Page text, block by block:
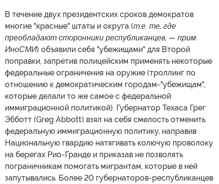
В течение двух президентских сроков демократов
многие "красные" штаты и округа (т.е. те, где
преобладают сторонники республиканцев, — прим.
ИноСМИ) объявили себя "убежищами" для Второй
поправки, запретив полицейским применять некоторые
федеральные ограничения на оружие (троллинг по
отношению к демократическим городам-"убежищам",
которые делали то же самое с федеральной
иммиграционной политикой). Губернатор Техаса Грег
Эбботт (Greg Abbott) взял на себя смелость отменить
федеральную иммиграционную политику, направив
Национальную гвардию натягивать колючую проволоку
на берегах Рио-Гранде и приказав не позволять
пограничникам помогать мигрантам, которые в ней
запутывались. Более 20 губернаторов-республиканцев